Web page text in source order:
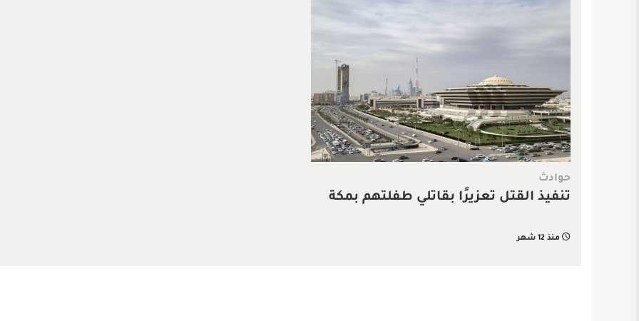
حوادث
تنفيذ القتل تعزيرًا بقاتلي طفلتهم بمكة
منذ 12 شهر